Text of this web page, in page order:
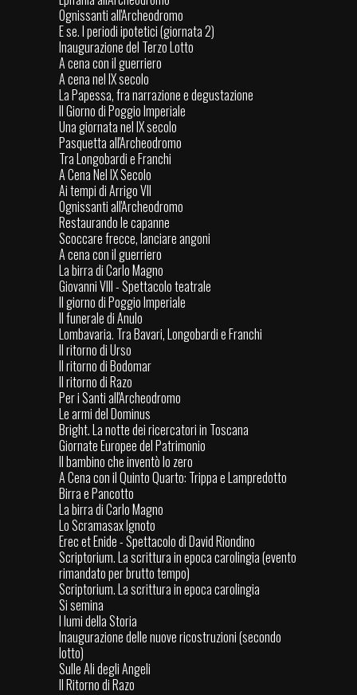
Ognissanti all'Archeodromo
E se. I periodi ipotetici (giornata 2)
Inaugurazione del Terzo Lotto
A cena con il guerriero
A cena nel IX secolo
La Papessa, fra narrazione e degustazione
Il Giorno di Poggio Imperiale
Una giornata nel IX secolo
Pasquetta all'Archeodromo
Tra Longobardi e Franchi
A Cena Nel IX Secolo
Ai tempi di Arrigo VII
Ognissanti all'Archeodromo
Restaurando le capanne
Scoccare frecce, lanciare angoni
A cena con il guerriero
La birra di Carlo Magno
Giovanni VIII - Spettacolo teatrale
Il giorno di Poggio Imperiale
Il funerale di Anulo
Lombavaria. Tra Bavari, Longobardi e Franchi
Il ritorno di Urso
Il ritorno di Bodomar
Il ritorno di Razo
Per i Santi all'Archeodromo
Le armi del Dominus
Bright. La notte dei ricercatori in Toscana
Giornate Europee del Patrimonio
Il bambino che inventò lo zero
A Cena con il Quinto Quarto: Trippa e Lampredotto
Birra e Pancotto
La birra di Carlo Magno
Lo Scramasax Ignoto
Erec et Enide - Spettacolo di David Riondino
Scriptorium. La scrittura in epoca carolingia (evento
rimandato per brutto tempo)
Scriptorium. La scrittura in epoca carolingia
Si semina
I lumi della Storia
Inaugurazione delle nuove ricostruzioni (secondo
lotto)
Sulle Ali degli Angeli
Il Ritorno di Razo